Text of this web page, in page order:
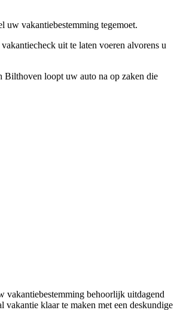
uw vakantiebestemming tegemoet.
uit te laten voeren alvorens u
Bilthoven loopt uw auto na op zaken die
vakantiebestemming behoorlijk uitdagend
klaar te maken met een deskundige